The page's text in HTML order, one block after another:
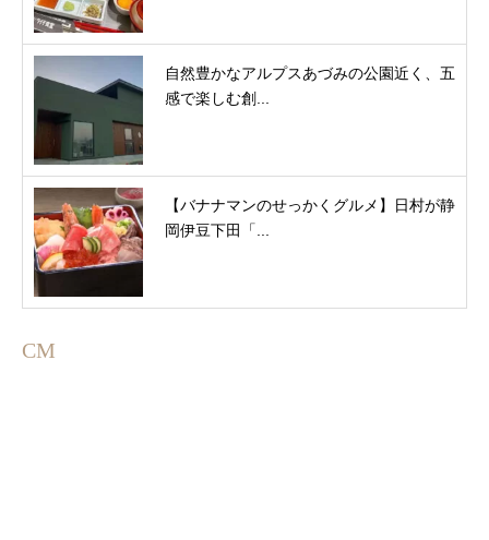
自然豊かなアルプスあづみの公園近く、五
感で楽しむ創...
【バナナマンのせっかくグルメ】日村が静
岡伊豆下田「...
CM